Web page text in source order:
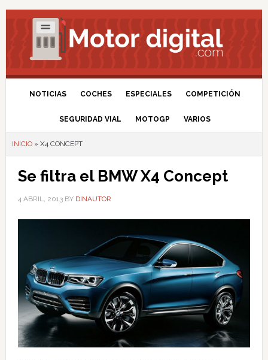
NOTICIAS COCHES ESPECIALES COMPETICIÓN
SEGURIDAD VIAL MOTOGP VARIOS
INICIO» X4 CONCEPT
Se filtra el BMW X4 Concept
4 ABRIL, 2013BY DINAUTOR